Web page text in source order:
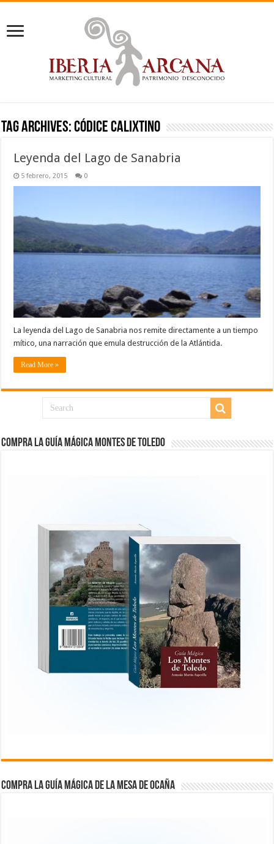
Tag Archives:Códice Calixtino
Leyenda del Lago de Sanabria
5 febrero, 2015 0
La leyenda del Lago de Sanabria nos remite directamente a un tiempo
mítico, una narración que emula destrucción de la Atlántida.
Read More »
COMPRA LA GUÍA MÁGICA MONTES DE TOLEDO
COMPRA LA GUÍA MÁGICA DE LA MESA DE OCAÑA